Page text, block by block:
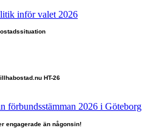
HT-26
engagerade än någonsin!